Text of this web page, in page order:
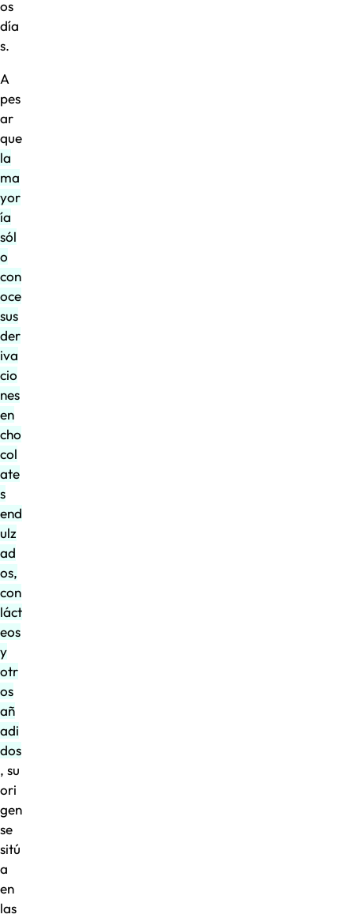
os
día
s.
A
pes
ar
que
la
ma
yor
ía
sól
o
con
oce
sus
der
iva
cio
nes
en
cho
col
ate
s
end
ulz
ad
os,
con
láct
eos
y
otr
os
añ
adi
dos
, su
ori
gen
se
sitú
a
en
las